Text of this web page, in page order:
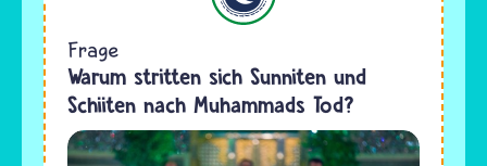
Frage
Warum stritten sich Sunniten und
Schiiten nach Muhammads Tod?